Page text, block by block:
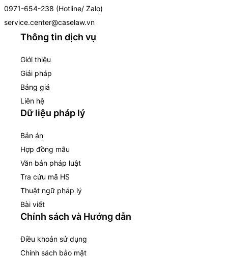
0971-654-238 (Hotline/ Zalo)
service.center@caselaw.vn
Thông tin dịch vụ
Giới thiệu
Giải pháp
Bảng giá
Liên hệ
Dữ liệu pháp lý
Bản án
Hợp đồng mẫu
Văn bản pháp luật
Tra cứu mã HS
Thuật ngữ pháp lý
Bài viết
Chính sách và Hướng dẫn
Điều khoản sử dụng
Chính sách bảo mật